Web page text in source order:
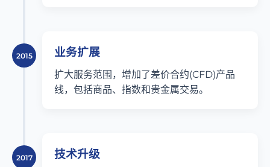
2015 业务扩展
扩大服务范围，增加了差价合约(CFD)产品
线，包括商品、指数和贵金属交易。
2017 技术升级